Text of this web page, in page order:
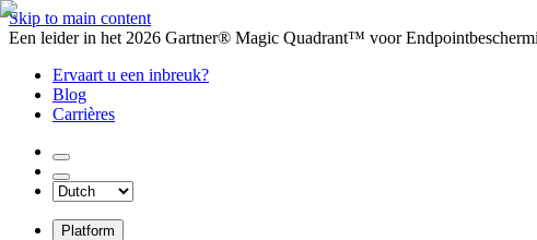
Skip to main content
Een leider in het 2026 Gartner® Magic Quadrant™ voor
Ervaart u een inbreuk?
Blog
Carrières
Platform